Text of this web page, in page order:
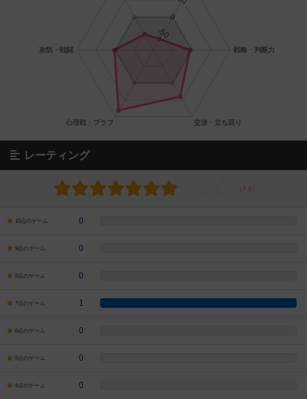
レーティング
10点のゲーム 0
9点のゲーム 0
8点のゲーム 0
7点のゲーム 1
6点のゲーム 0
5点のゲーム 0
4点のゲーム 0